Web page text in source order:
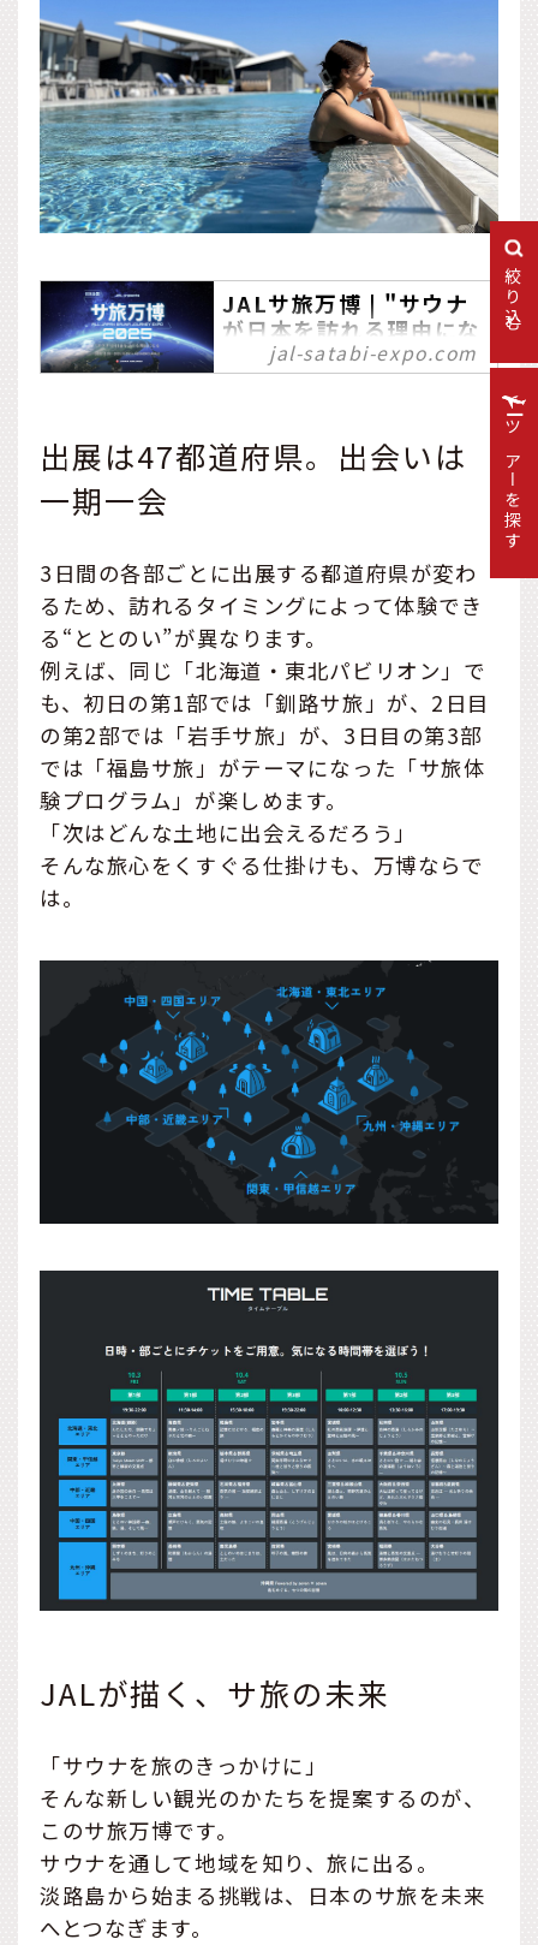
絞り込む
JALサ旅万博 | "サウナ
が日本を訪れる理由にな
旅」が一堂に集結する、今
までにない地域体験型・サ
本のサウナの未来を創造い
たします。
jal-satabi-expo.com
出展は47都道府県。出会いは
一期一会
3日間の各部ごとに出展する都道府県が変わ
るため、訪れるタイミングによって体験でき
る“ととのい”が異なります。
例えば、同じ「北海道・東北パビリオン」で
も、初日の第1部では「釧路サ旅」が、2日目
の第2部では「岩手サ旅」が、3日目の第3部
では「福島サ旅」がテーマになった「サ旅体
験プログラム」が楽しめます。
「次はどんな土地に出会えるだろう」
そんな旅心をくすぐる仕掛けも、万博ならで
は。
JALが描く、サ旅の未来
「サウナを旅のきっかけに」
そんな新しい観光のかたちを提案するのが、
このサ旅万博です。
サウナを通して地域を知り、旅に出る。
淡路島から始まる挑戦は、日本のサ旅を未来
へとつなぎます。
ツアーを探す